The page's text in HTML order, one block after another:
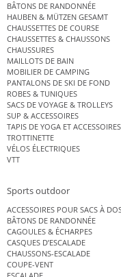
BÂTONS DE RANDONNÉE
HAUBEN & MÜTZEN GESAMT
CHAUSSETTES DE COURSE
CHAUSSETTES & CHAUSSONS
CHAUSSURES
MAILLOTS DE BAIN
MOBILIER DE CAMPING
PANTALONS DE SKI DE FOND
ROBES & TUNIQUES
SACS DE VOYAGE & TROLLEYS
SUP & ACCESSOIRES
TAPIS DE YOGA ET ACCESSOIRES
TROTTINETTE
VÉLOS ÉLECTRIQUES
VTT
Sports outdoor
ACCESSOIRES POUR SACS À
BÂTONS DE RANDONNÉE
CAGOULES & ÉCHARPES
CASQUES D’ESCALADE
CHAUSSONS-ESCALADE
COUPE-VENT